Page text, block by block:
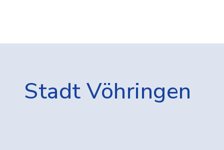
Stadt Vöhringen